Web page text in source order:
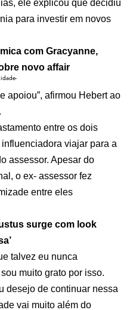
ele explicou que decidiu
para investir em novos
com Gracyanne,
novo affair
apoiou”, afirmou Hebert ao
entre os dois
viajar para a
assessor. Apesar do
o ex- assessor fez
entre eles
surge com look
talvez eu nunca
muito grato por isso.
desejo de continuar nessa
vai muito além do